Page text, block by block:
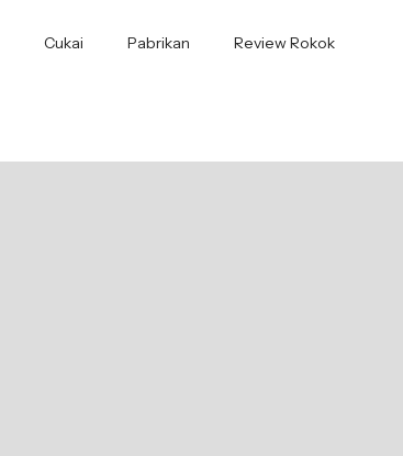
Cukai Pabrikan Review Rokok